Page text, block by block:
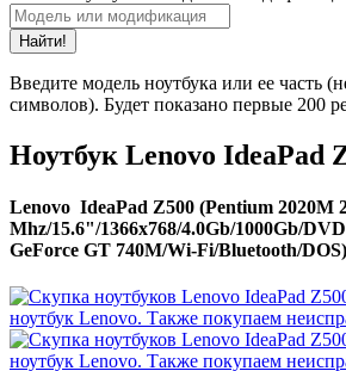
Найти!
Введите модель ноутбука или ее часть
символов). Будет показано первые 200
Ноутбук Lenovo IdeaPad
Lenovo IdeaPad Z500 (Pentium 2020M
Mhz/15.6"/1366x768/4.0Gb/1000Gb/
GeForce GT 740M/Wi-Fi/Bluetooth/DOS)